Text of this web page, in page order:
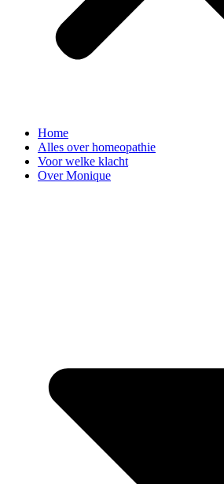
Home
Alles over homeopathie
Voor welke klacht
Over Monique